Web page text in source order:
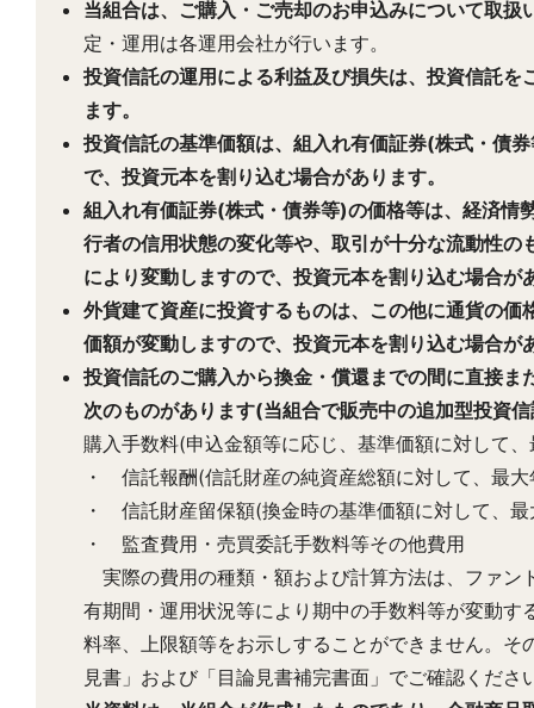
当組合は、ご購入・ご売却のお申込みについて取扱
定・運用は各運用会社が行います。
投資信託の運用による利益及び損失は、投資信託を
ます。
投資信託の基準価額は、組入れ有価証券(株式・債
で、投資元本を割り込む場合があります。
組入れ有価証券(株式・債券等)の価格等は、経済情
行者の信用状態の変化等や、取引が十分な流動性
により変動しますので、投資元本を割り込む場合が
外貨建て資産に投資するものは、この他に通貨の
価額が変動しますので、投資元本を割り込む場合が
投資信託のご購入から換金・償還までの間に直接ま
次のものがあります(当組合で販売中の追加型投資
購入手数料(申込金額等に応じ、基準価額に対して
・ 信託報酬(信託財産の純資産総額に対して、最
・ 信託財産留保額(換金時の基準価額に対して、
・ 監査費用・売買委託手数料等その他費用
実際の費用の種類・額および計算方法は、ファン
有期間・運用状況等により期中の手数料等が変動す
料率、上限額等をお示しすることができません。そ
見書」および「目論見書補完書面」でご確認くださ